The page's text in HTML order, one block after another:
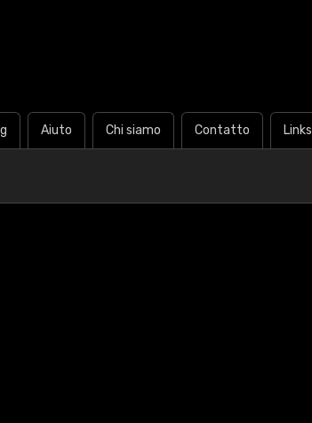
Aiuto Chi siamo Contatto Links